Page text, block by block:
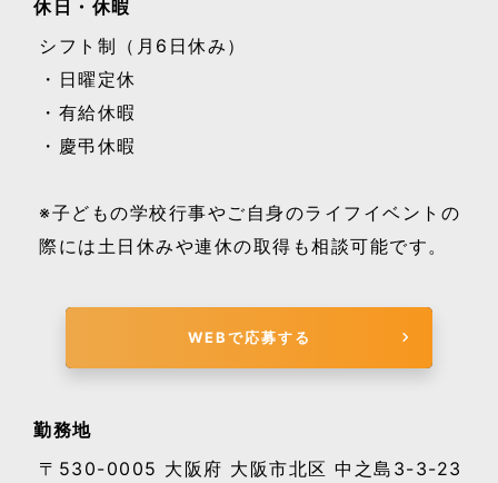
休日・休暇
シフト制（月6日休み）
・日曜定休
・有給休暇
・慶弔休暇
※子どもの学校行事やご自身のライフイベントの
際には土日休みや連休の取得も相談可能です。
WEBで応募する
勤務地
〒530-0005 大阪府 大阪市北区 中之島3-3-23